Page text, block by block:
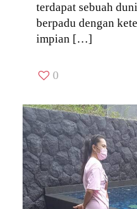
terdapat sebuah
berpadu dengan
impian […]
0